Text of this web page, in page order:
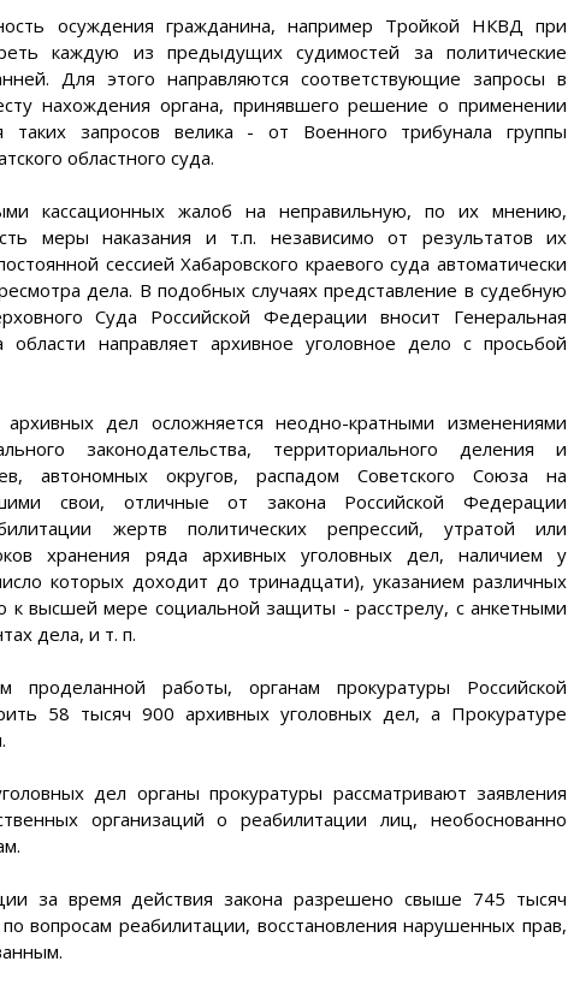
осуждения гражданина, например Тройкой НКВД при
каждую из предыдущих судимостей за политические
Для этого направляются соответствующие запросы в
нахождения органа, принявшего решение о применении
таких запросов велика - от Военного трибунала группы
областного суда.
кассационных жалоб на неправильную, по их мнению,
меры наказания и т.п. независимо от результатов их
сессией Хабаровского краевого суда автоматически
дела. В подобных случаях представление в судебную
Суда Российской Федерации вносит Генеральная
области направляет архивное уголовное дело с просьбой
дел осложняется неодно-кратными изменениями
законодательства, территориального деления и
автономных округов, распадом Советского Союза на
свои, отличные от закона Российской Федерации
жертв политических репрессий, утратой или
хранения ряда архивных уголовных дел, наличием у
которых доходит до тринадцати), указанием различных
к высшей мере социальной защиты - расстрелу, с анкетными
дела, и т. п.
проделанной работы, органам прокуратуры Российской
58 тысяч 900 архивных уголовных дел, а Прокуратуре
дел органы прокуратуры рассматривают заявления
организаций о реабилитации лиц, необоснованно
за время действия закона разрешено свыше 745 тысяч
вопросам реабилитации, восстановления нарушенных прав,